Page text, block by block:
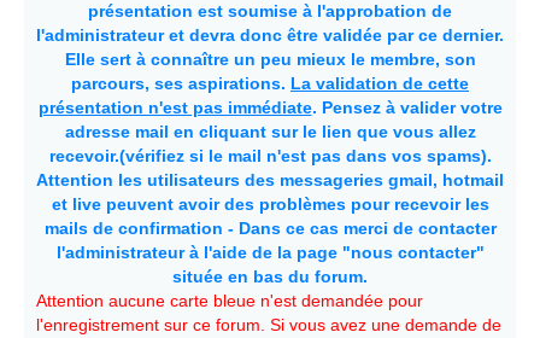
présentation est soumise à l'approbation de
l'administrateur et devra donc être validée par ce dernier.
Elle sert à connaître un peu mieux le membre, son
parcours, ses aspirations. La validation de cette
présentation n'est pas immédiate. Pensez à valider votre
adresse mail en cliquant sur le lien que vous allez
recevoir.(vérifiez si le mail n'est pas dans vos spams).
Attention les utilisateurs des messageries gmail, hotmail
et live peuvent avoir des problèmes pour recevoir les
mails de confirmation - Dans ce cas merci de contacter
l'administrateur à l'aide de la page "nous contacter"
située en bas du forum.
Attention aucune carte bleue n'est demandée pour
l'enregistrement sur ce forum. Si vous avez une demande de